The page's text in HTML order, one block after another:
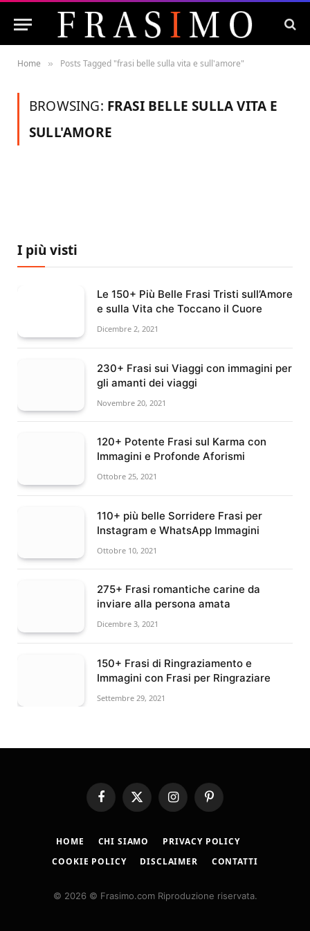
Home » Posts Tagged "frasi belle sulla vita e sull'amore"
BROWSING: FRASI BELLE SULLA VITA E
SULL'AMORE
I più visti
Le 150+ Più Belle Frasi Tristi sull’Amore
e sulla Vita che Toccano il Cuore
Dicembre 2, 2021
230+ Frasi sui Viaggi con immagini per
gli amanti dei viaggi
Novembre 20, 2021
120+ Potente Frasi sul Karma con
Immagini e Profonde Aforismi
Ottobre 25, 2021
110+ più belle Sorridere Frasi per
Instagram e WhatsApp Immagini
Ottobre 10, 2021
275+ Frasi romantiche carine da
inviare alla persona amata
Dicembre 3, 2021
150+ Frasi di Ringraziamento e
Immagini con Frasi per Ringraziare
Settembre 29, 2021
Facebook
X
(Twitter)
InstagramPinterest
HOME CHI SIAMO
PRIVACY POLICY
COOKIE POLICY
DISCLAIMER CONTATTI
© 2026 © Frasimo.com Riproduzione riservata.